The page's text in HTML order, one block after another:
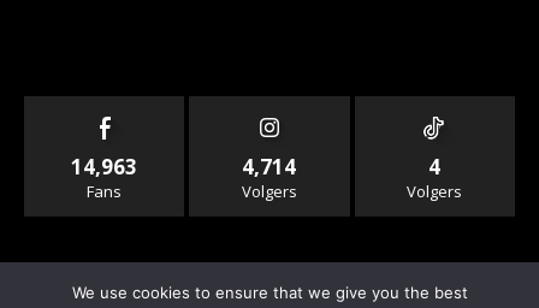
14,963
Fans
4,714
Volgers
4
Volgers
We use cookies to ensure that we give you the best